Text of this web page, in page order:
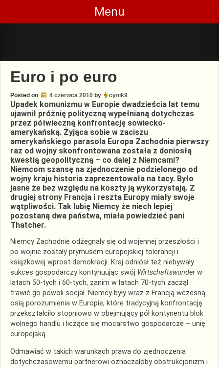
Skip
content
Menu
Euro i po euro
Posted on 4 czerwca 2010 by cynik9
Upadek komunizmu w Europie dwadzieścia lat temu
ujawnił próżnię polityczną wypełnianą dotychczas
przez półwieczną konfrontację sowiecko-
amerykańską. Żyjąca sobie w zaciszu
amerykańskiego parasola Europa Zachodnia pierwszy
raz od wojny skonfrontowana została z doniosłą
kwestią geopolityczną – co dalej z Niemcami?
Niemcom szansę na zjednoczenie podzielonego od
wojny kraju historia zaprezentowała na tacy. Było
jasne że bez względu na koszty ją wykorzystają. Z
drugiej strony Francja i reszta Europy miały swoje
wątpliwości. Tak lubię Niemcy że niech lepiej
pozostaną dwa państwa, miała powiedzieć pani
Thatcher.
Niemcy Zachodnie odżegnały się od wojennej przeszłości i
po wojnie zostały prymusem europejskiej tolerancji i
książkowej wprost demokracji. Kraj odniósł też niebywały
sukces gospodarczy kontynuując swój Wirtschaftswunder w
latach 50-tych i 60-tych, zanim w latach 70-tych zaczął
trawić go powoli socjał. Niemcy były wraz z Francją wczesną
osią porozumienia w Europie, które tradycyjną konfrontację
przekształciło stopniowo w obejmujący pół kontynentu blok
wolnego handlu i liczące się mocarstwo gospodarcze – unię
europejską.
Odmawiać w takich warunkach prawa do zjednoczenia
dotychczasowemu partnerowi oznaczałoby obstrukcjonizm i